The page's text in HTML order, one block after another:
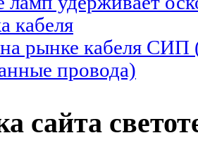
кабеля
рынке кабеля СИП
провода)
сайта